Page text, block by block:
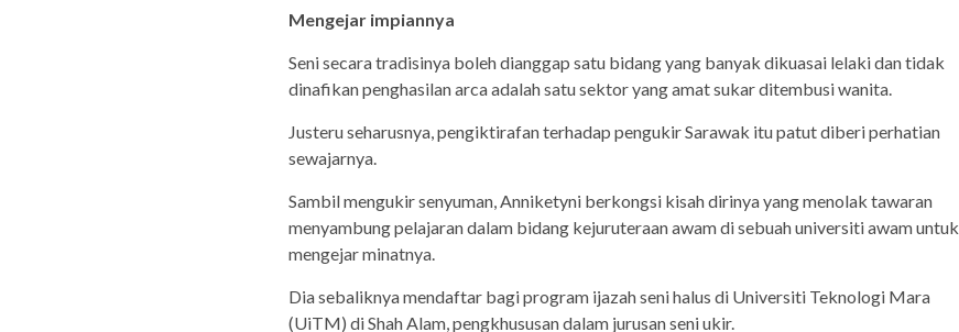
Mengejar impiannya
Seni secara tradisinya boleh dianggap satu bidang yang banyak dikuasai lelaki dan tidak
dinafikan penghasilan arca adalah satu sektor yang amat sukar ditembusi wanita.
Justeru seharusnya, pengiktirafan terhadap pengukir Sarawak itu patut diberi perhatian
sewajarnya.
Sambil mengukir senyuman, Anniketyni berkongsi kisah dirinya yang menolak tawaran
menyambung pelajaran dalam bidang kejuruteraan awam di sebuah universiti awam untuk
mengejar minatnya.
Dia sebaliknya mendaftar bagi program ijazah seni halus di Universiti Teknologi Mara
(UiTM) di Shah Alam, pengkhususan dalam jurusan seni ukir.